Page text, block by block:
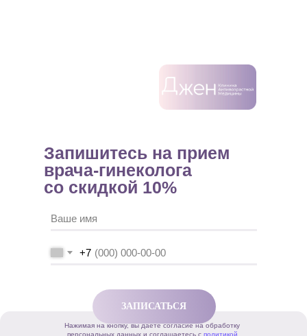
+7
ЗАПИСАТЬСЯ
Запишитесь на прием
врача-гинеколога
со скидкой 10%
Нажимая на кнопку, вы даете согласие на обработку
персональных данных и соглашаетесь с политикой